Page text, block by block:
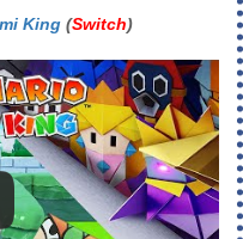
King (Switch)